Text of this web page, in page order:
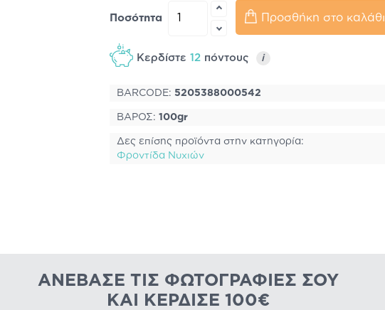
Ποσότητα Προσθήκη στο καλάθι
Κερδίστε 12 πόντους i
BARCODE: 5205388000542
ΒΑΡΟΣ: 100gr
Δες επίσης προϊόντα στην κατηγορία:
Φροντίδα Νυχιών
ΑΝΈΒΑΣΕ ΤΙΣ ΦΩΤΟΓΡΑΦΊΕΣ ΣΟΥ
ΚΑΙ ΚΈΡΔΙΣΕ 100€